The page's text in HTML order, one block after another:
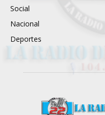
Social
Nacional
Deportes